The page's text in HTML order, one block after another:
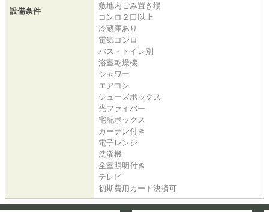
設備条件
敷地内ごみ置き場
コンロ２口以上
冷蔵庫あり
電気コンロ
バス・トイレ別
浴室乾燥機
シャワー
エアコン
シューズボックス
光ファイバー
宅配ボックス
カーテン付き
電子レンジ
洗濯機
全室照明付き
テレビ
初期費用カード決済可